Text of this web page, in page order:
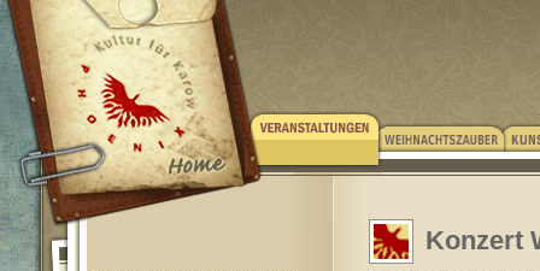
Konzert